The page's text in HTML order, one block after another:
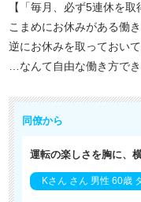
【「毎月、必ず5連休を取
こまめにお休みがある働
逆にお休みを取っておい
…なんて自由な働き方で
同僚から
運転の楽しさを胸に、
Kさん さん 男性 60歳